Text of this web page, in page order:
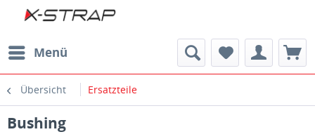
Menü
Übersicht Ersatzteile
Bushing